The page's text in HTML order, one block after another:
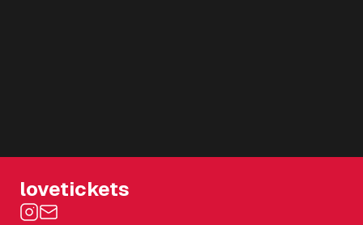
lovetickets